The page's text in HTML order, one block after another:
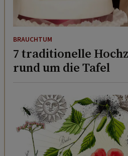
BRAUCHTUM
7 traditionelle
rund um die Tafel